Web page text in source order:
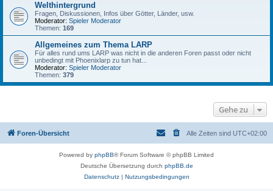
Welthintergrund
Fragen, Diskussionen, Infos über Götter, Länder, usw.
Moderator: Spieler Moderator
Themen: 169
Allgemeines zum Thema LARP
Für alles rund ums LARP was nicht in die anderen Foren passt oder nicht
unbedingt mit Phoenixlarp zu tun hat...
Moderator: Spieler Moderator
Themen: 379
Gehe zu
Foren-Übersicht Alle Zeiten sind UTC+02:00
Powered by phpBB® Forum Software © phpBB Limited
Deutsche Übersetzung durch phpBB.de
Datenschutz| Nutzungsbedingungen